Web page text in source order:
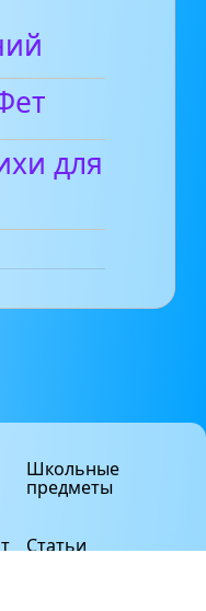
для
Школьные
предметы
Статьи